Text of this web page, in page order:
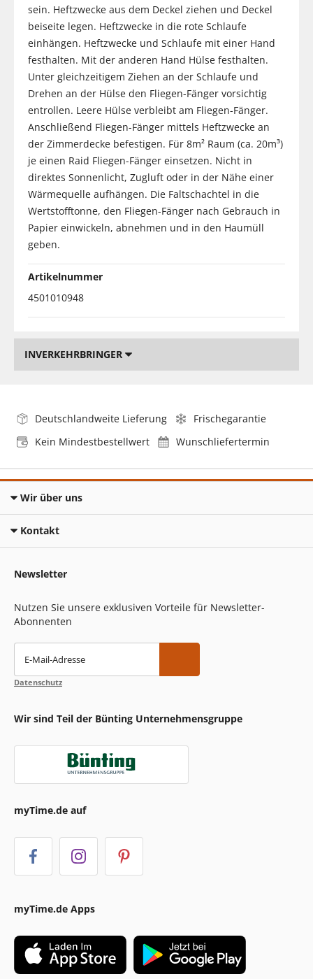
sein. Heftzwecke aus dem Deckel ziehen und Deckel
beiseite legen. Heftzwecke in die rote Schlaufe
einhängen. Heftzwecke und Schlaufe mit einer Hand
festhalten. Mit der anderen Hand Hülse festhalten.
Unter gleichzeitigem Ziehen an der Schlaufe und
Drehen an der Hülse den Fliegen-Fänger vorsichtig
entrollen. Leere Hülse verbleibt am Fliegen-Fänger.
Anschließend Fliegen-Fänger mittels Heftzwecke an
der Zimmerdecke befestigen. Für 8m² Raum (ca. 20m³)
je einen Raid Fliegen-Fänger einsetzen. Nicht in
direktes Sonnenlicht, Zugluft oder in der Nähe einer
Wärmequelle aufhängen. Die Faltschachtel in die
Wertstofftonne, den Fliegen-Fänger nach Gebrauch in
Papier einwickeln, abnehmen und in den Haumüll
geben.
Artikelnummer
4501010948
INVERKEHRBRINGER
Deutschlandweite Lieferung
Frischegarantie
Kein Mindestbestellwert
Wunschliefertermin
Wir über uns
Kontakt
Newsletter
Nutzen Sie unsere exklusiven Vorteile für Newsletter-
Abonnenten
E-Mail-Adresse
Datenschutz
Wir sind Teil der Bünting Unternehmensgruppe
myTime.de auf
myTime.de Apps